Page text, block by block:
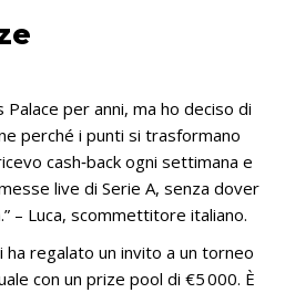
Palace per anni, ma ho deciso di
perché i punti si trasformano
cash‑back ogni settimana e
live di Serie A, senza dover
– Luca, scommettitore italiano.
ha regalato un invito a un torneo
con un prize pool di €5 000. È